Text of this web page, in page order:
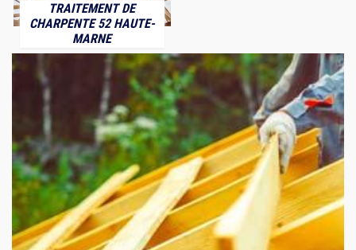
TRAITEMENT DE
CHARPENTE 52 HAUTE-
MARNE